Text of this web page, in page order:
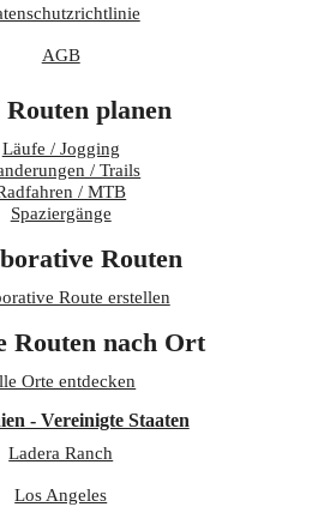
AGB
planen
Läufe / Jogging
/ Trails
/ MTB
Spaziergänge
Routen
Route erstellen
Routen nach Ort
Orte entdecken
- Vereinigte Staaten
Ladera Ranch
Los Angeles